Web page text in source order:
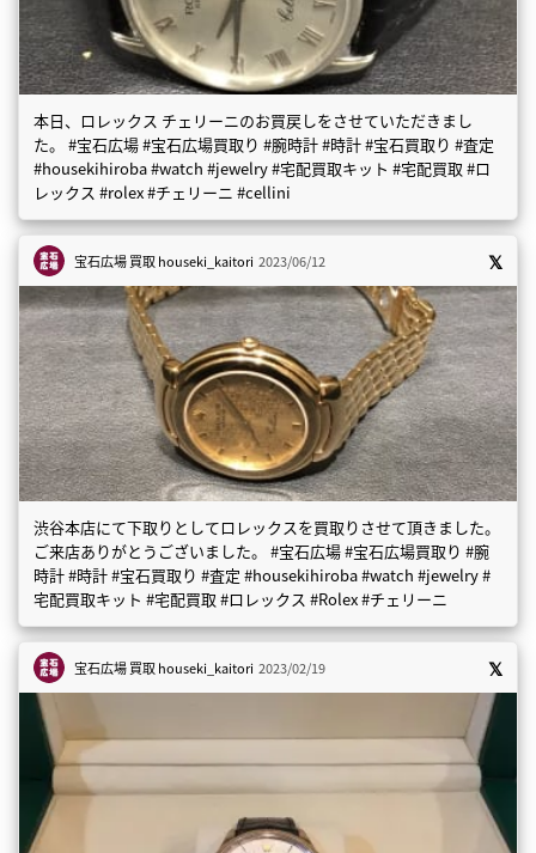
本日、ロレックス チェリーニのお買戻しをさせていただきまし
た。 #宝石広場 #宝石広場買取り #腕時計 #時計 #宝石買取り #査定
#housekihiroba #watch #jewelry #宅配買取キット #宅配買取 #ロ
レックス #rolex #チェリーニ #cellini
宝石広場 買取houseki_kaitori 2023/06/12
渋谷本店にて下取りとしてロレックスを買取りさせて頂きました。
ご来店ありがとうございました。 #宝石広場 #宝石広場買取り #腕
時計 #時計 #宝石買取り #査定 #housekihiroba #watch #jewelry #
宅配買取キット #宅配買取 #ロレックス #Rolex #チェリーニ
宝石広場 買取houseki_kaitori 2023/02/19